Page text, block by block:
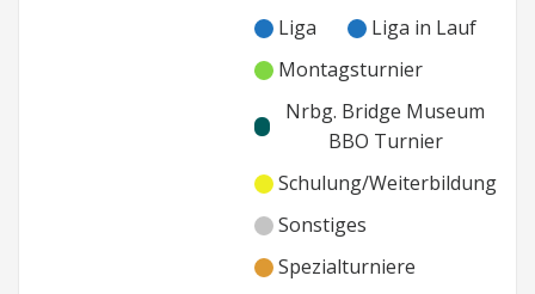
Liga
Liga in Lauf
Montagsturnier
Nrbg. Bridge Museum
BBO Turnier
Schulung/Weiterbildung
Sonstiges
Spezialturniere